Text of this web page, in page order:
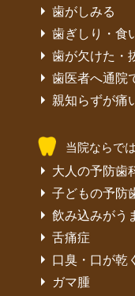
歯がしみる
歯ぎしり・食
歯が欠けた・
歯医者へ通院
親知らずが痛
当院ならで
大人の予防歯
子どもの予防
飲み込みがう
舌痛症
口臭・口が乾く
ガマ腫